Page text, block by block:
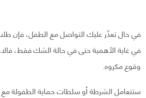
في حال تعذّر عليك التواصل مع الطفل، فإن
في غاية الأهمية حتى في حالة الشك فقط،
وقوع مكروه.
ستتعامل الشرطة أو سلطات حماية الطفولة مع